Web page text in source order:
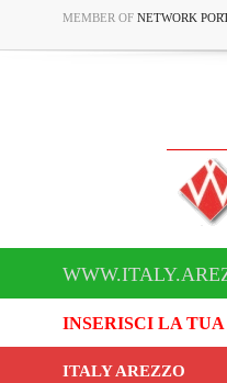
MEMBER OF NETWORK
INSERISCI LA
ITALY AREZZO